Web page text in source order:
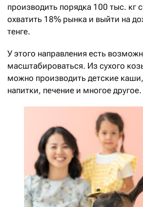
производить порядка 100 тыс. кг
охватить 18% рынка и выйти на
тенге.
У этого направления есть
масштабироваться. Из сухого
можно производить детские
напитки, печение и многое другое.